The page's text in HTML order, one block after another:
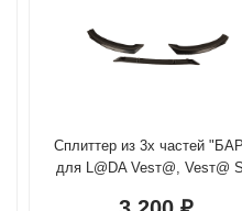
Сплиттер из 3х частей
для L@DA Vesт@, Vesт@
₽